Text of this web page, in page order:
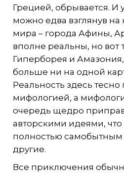
Грецией, обрывается. И
можно едва взглянув на
мира – города Афины,
вполне реальны, но вот
Гиперборея и
больше ни на одной
Реальность здесь тесно
мифологией, а
очередь щедро
авторскими идеями,
полностью
другие.
Все приключения